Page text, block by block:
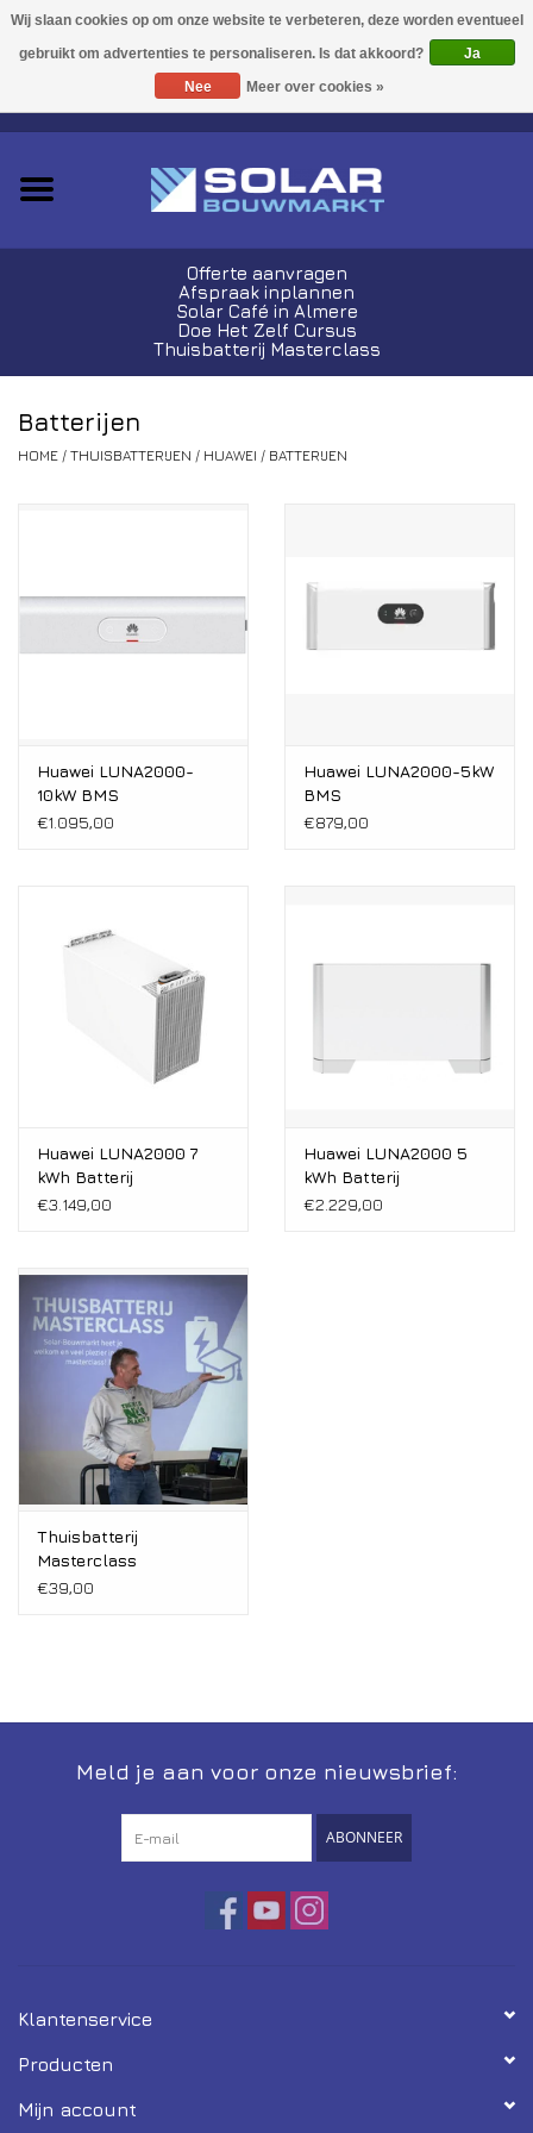
0 Artikelen - €0,00
Acties!
Kabels en Stekkers
Gereedschap
Tips van de Expert
0% BTW tarief
Offerte aanvragen
Afspraak inplannen
Solar Café in Almere
Doe Het Zelf Cursus
Thuisbatterij Masterclass
Batterijen
HOME / THUISBATTERIJEN / HUAWEI / BATTERIJEN
Huawei LUNA2000-
10kW BMS
€1.095,00
Huawei LUNA2000-5kW
BMS
€879,00
Huawei LUNA2000 7
kWh Batterij
€3.149,00
Huawei LUNA2000 5
kWh Batterij
€2.229,00
Thuisbatterij
Masterclass
€39,00
Meld je aan voor onze nieuwsbrief:
ABONNEER
Klantenservice
Producten
Mijn account
Ja
Nee
Meer over cookies »